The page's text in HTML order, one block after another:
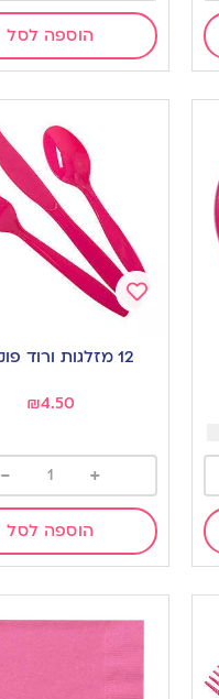
הוספה לסל
Add
wishlist
12 מזלגות ורוד פוקסיה
₪4.50
+
-
הוספה לסל